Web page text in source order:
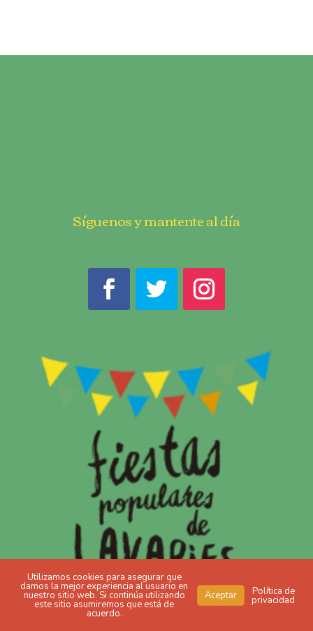
Síguenos y mantente al día
Utilizamos cookies para asegurar que
damos la mejor experiencia al usuario en
nuestro sitio web. Si continúa utilizando
este sitio asumiremos que está de
acuerdo.
Aceptar Política de
privacidad